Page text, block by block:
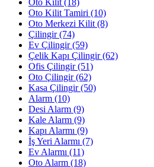
Oto Kilit (18)
Oto Kilit Tamiri (10)
Oto Merkezi Kilit (8)
Çilingir(74)
Ev Çilingir(59)
Çelik Kapı Çilingir(62)
Ofis Çilingir(51)
Oto Çilingir(62)
Kasa Çilingir(50)
Alarm (10)
Desi Alarm (9)
Kale Alarm (9)
Kapı Alarmı (9)
İş Yeri Alarmı (7)
Ev Alarmı (11)
Oto Alarm (18)